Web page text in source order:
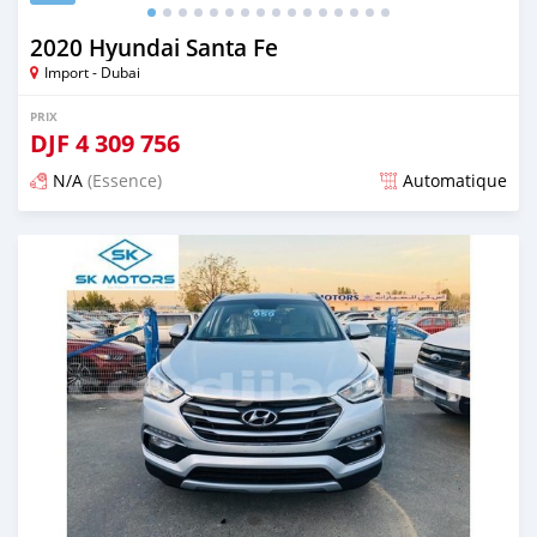
2020 Hyundai Santa Fe
Import - Dubai
PRIX
DJF 4 309 756
N/A (Essence) Automatique
Publié il y a presque 6 ans